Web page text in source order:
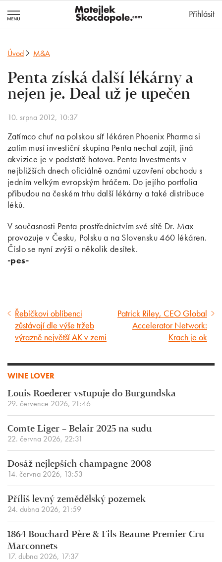
Přihlásit
Úvod M&A
Penta získá další lékárny a
nejen je. Deal už je upečen
10. srpna 2012, 10:37
Zatímco chuť na polskou síť lékáren Phoenix Pharma si
zatím musí investiční skupina Penta nechat zajít, jiná
akvizice je v podstatě hotova. Penta Investments v
nejbližších dnech oficiálně oznámí uzavření obchodu s
jedním velkým evropským hráčem. Do jejího portfolia
přibudou na českém trhu další lékárny a také distribuce
léků.
V současnosti Penta prostřednictvím své sítě Dr. Max
provozuje v Česku, Polsku a na Slovensku 460 lékáren.
Číslo se nyní zvýší o několik desítek.
-pes-
Předcházející
článek
Řebíčkovi oblíbenci
zůstávají dle výše tržeb
výrazně největší AK v zemi
Následující
článek
Patrick Riley, CEO Global
Accelerator Network:
Krach je ok
WINE LOVER
Louis Roederer vstupuje do Burgundska
29. července 2026, 21:46
Comte Liger – Belair 2025 na sudu
22. června 2026, 22:31
Dosáž nejlepších champagne 2008
14. června 2026, 13:53
Příliš levný zemědělský pozemek
24. dubna 2026, 21:59
1864 Bouchard Père & Fils Beaune Premier Cru
Marconnets
17. dubna 2026, 17:37